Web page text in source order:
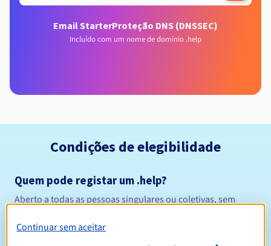
Email StarterProteção DNS (DNSSEC)
Incluído com um nome de domínio .help
Condições de elegibilidade
Quem pode registar um .help?
Aberto a todas as pessoas singulares ou coletivas, sem
Continuar sem aceitar